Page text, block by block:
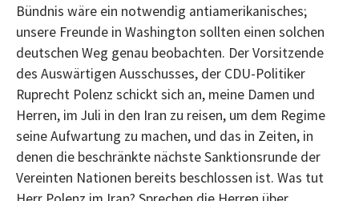
Bündnis wäre ein notwendig antiamerikanisches;
unsere Freunde in Washington sollten einen solchen
deutschen Weg genau beobachten. Der Vorsitzende
des Auswärtigen Ausschusses, der CDU-Politiker
Ruprecht Polenz schickt sich an, meine Damen und
Herren, im Juli in den Iran zu reisen, um dem Regime
seine Aufwartung zu machen, und das in Zeiten, in
denen die beschränkte nächste Sanktionsrunde der
Vereinten Nationen bereits beschlossen ist. Was tut